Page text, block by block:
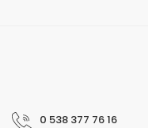
0 538 377 76 16